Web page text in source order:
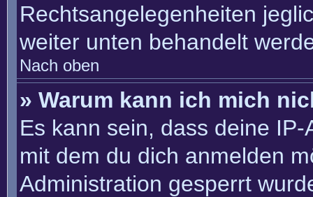
Rechtsangelegenheiten
weiter unten behandelt
Nach oben
» Warum kann ich mich
Es kann sein, dass deine
mit dem du dich anmelden
Administration gesperrt